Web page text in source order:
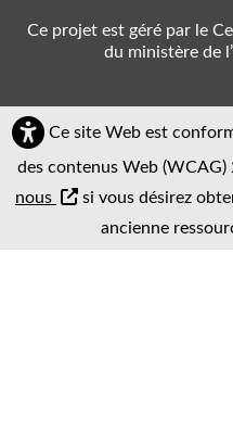
Ce projet est géré par le
du ministère de
Ce site Web est
des contenus Web (WCAG)
nous
si vous désirez
ancienne